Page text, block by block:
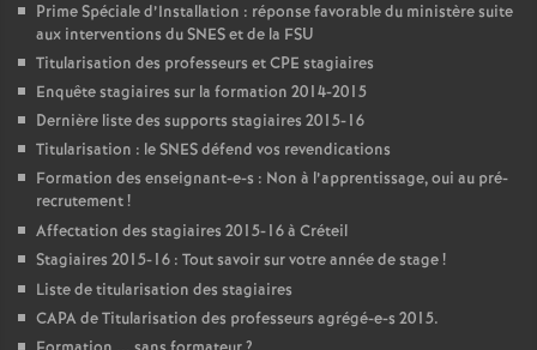
Prime Spéciale d’Installation : réponse favorable du ministère suite
aux interventions duSNESet de la FSU
Titularisation des professeurs etCPE stagiaires
Enquête stagiaires sur la formation 2014-2015
Dernière liste des supports stagiaires 2015-16
Titularisation : leSNESdéfend vos revendications
Formation des enseignant-e-s : Non à l’apprentissage, oui au pré-
recrutement!
Affectation des stagiaires 2015-16 à Créteil
Stagiaires 2015-16 : Tout savoir sur votre année de stage!
Liste de titularisation des stagiaires
CAPAde Titularisation des professeurs agrégé-e-s 2015.